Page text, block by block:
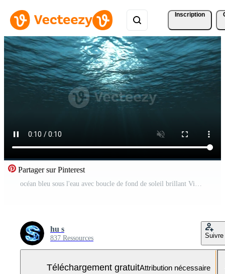
Inscription
Partager sur Pinterest
océan bleu sous l'eau avec boucle de fond de soleil brillant Vidéo Gratuite
hu s
837 Ressources Suivre
Téléchargement gratuitAttribution nécessaire